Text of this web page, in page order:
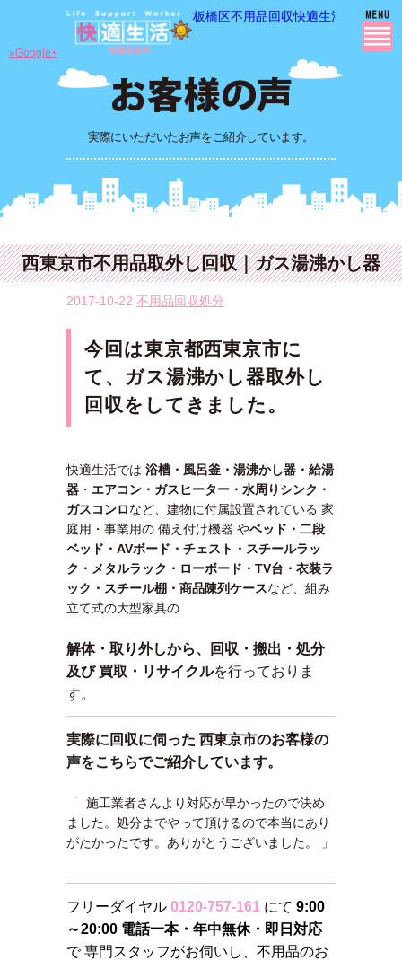
板橋区不用品回収快適生活の 不用
実際にいただいたお声をご紹介しています。
»Google+
西東京市不用品取外し回収｜ガス湯沸かし器
2017-10-22 不用品回収処分
今回は東京都西東京市に
て、ガス湯沸かし器取外し
回収をしてきました。
快適生活では 浴槽・風呂釜・湯沸かし器・給湯
器 ・ エアコン・ガスヒーター・水周りシンク・
ガスコンロなど、建物に付属設置されている 家
庭用・事業用の 備え付け機器 やベッド・二段
ベッド・AVボード・チェスト・スチールラッ
ク・メタルラック・ローボード・TV台・衣装ラ
ック・スチール棚・商品陳列ケースなど、組み
立て式の大型家具の
解体・取り外しから、回収・搬出・処分
及び 買取・リサイクルを行っておりま
す。
実際に回収に伺った 西東京市のお客様の
声をこちらでご紹介しています。
「 施工業者さんより対応が早かったので決め
ました。処分までやって頂けるので本当にあり
がたかったです。ありがとうございました。 」
フリーダイヤル 0120-757-161 にて 9:00
～20:00 電話一本・年中無休・即日対応
で 専門スタッフがお伺いし、不用品のお